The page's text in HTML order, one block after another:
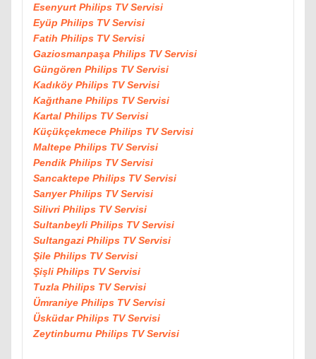
Esenyurt Philips TV Servisi
Eyüp Philips TV Servisi
Fatih Philips TV Servisi
Gaziosmanpaşa Philips TV Servisi
Güngören Philips TV Servisi
Kadıköy Philips TV Servisi
Kağıthane Philips TV Servisi
Kartal Philips TV Servisi
Küçükçekmece Philips TV Servisi
Maltepe Philips TV Servisi
Pendik Philips TV Servisi
Sancaktepe Philips TV Servisi
Sarıyer Philips TV Servisi
Silivri Philips TV Servisi
Sultanbeyli Philips TV Servisi
Sultangazi Philips TV Servisi
Şile Philips TV Servisi
Şişli Philips TV Servisi
Tuzla Philips TV Servisi
Ümraniye Philips TV Servisi
Üsküdar Philips TV Servisi
Zeytinburnu Philips TV Servisi